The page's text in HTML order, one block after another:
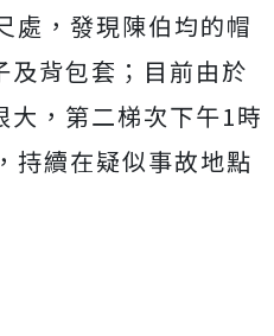
處，發現陳伯均的帽
及背包套；目前由於
大，第二梯次下午1時
持續在疑似事故地點